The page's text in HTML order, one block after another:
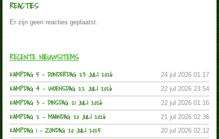
REACTIES
Er zijn geen reacties geplaatst.
RECENTE NIEUWSITEMS
KAMPDAG 5 - DONDERDAG 23 JULI 2026 24 jul 2026 01:17
KAMPDAG 4 - WOENSDAG 22 JULI 2026 22 jul 2026 23:54
KAMPDAG 3 - DINSDAG 21 JULI 2026 22 jul 2026 01:16
KAMPDAG 2 - MAANDAG 20 JULI 2026 21 jul 2026 02:36
KAMPDAG 1 - ZONDAG 20 JULI 2025 20 jul 2026 02:12